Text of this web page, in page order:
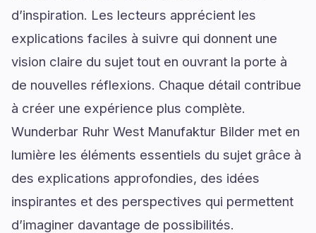
d’inspiration. Les lecteurs apprécient les
explications faciles à suivre qui donnent une
vision claire du sujet tout en ouvrant la porte à
de nouvelles réflexions. Chaque détail contribue
à créer une expérience plus complète.
Wunderbar Ruhr West Manufaktur Bilder met en
lumière les éléments essentiels du sujet grâce à
des explications approfondies, des idées
inspirantes et des perspectives qui permettent
d’imaginer davantage de possibilités.